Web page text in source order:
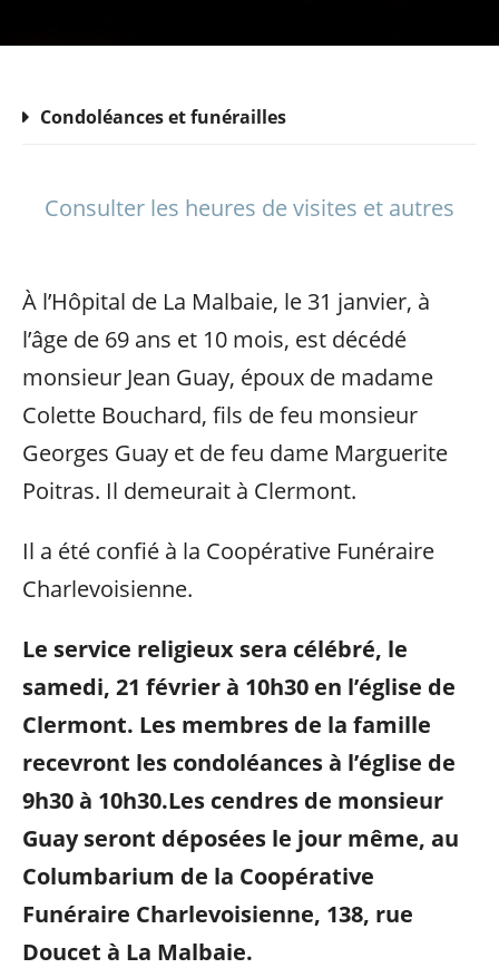
Condoléances et funérailles
Consulter les heures de visites et autres
À l’Hôpital de La Malbaie, le 31 janvier, à
l’âge de 69 ans et 10 mois, est décédé
monsieur Jean Guay, époux de madame
Colette Bouchard, fils de feu monsieur
Georges Guay et de feu dame Marguerite
Poitras. Il demeurait à Clermont.
Il a été confié à la Coopérative Funéraire
Charlevoisienne.
Le service religieux sera célébré, le
samedi, 21 février à 10h30 en l’église de
Clermont. Les membres de la famille
recevront les condoléances à l’église de
9h30 à 10h30.Les cendres de monsieur
Guay seront déposées le jour même, au
Columbarium de la Coopérative
Funéraire Charlevoisienne, 138, rue
Doucet à La Malbaie.